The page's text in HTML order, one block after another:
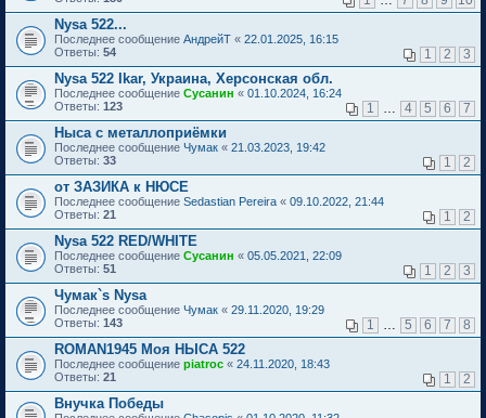
Nysa 522...
Последнее сообщение АндрейТ « 22.01.2025, 16:15
Ответы: 54 1 2 3
Nysa 522 Ikar, Украина, Херсонская обл.
Последнее сообщение Сусанин « 01.10.2024, 16:24
Ответы: 123 1 4 5 6 7
Ныса с металлоприёмки
Последнее сообщение Чумак « 21.03.2023, 19:42
Ответы: 33 1 2
от ЗАЗИКА к НЮСЕ
Последнее сообщение Sedastian Pereira « 09.10.2022, 21:44
Ответы: 21 1 2
Nysa 522 RED/WHITE
Последнее сообщение Сусанин « 05.05.2021, 22:09
Ответы: 51 1 2 3
Чумак`s Nysa
Последнее сообщение Чумак « 29.11.2020, 19:29
Ответы: 143 1 5 6 7 8
ROMAN1945 Моя НЫСА 522
Последнее сообщение piatroc « 24.11.2020, 18:43
Ответы: 21 1 2
Внучка Победы